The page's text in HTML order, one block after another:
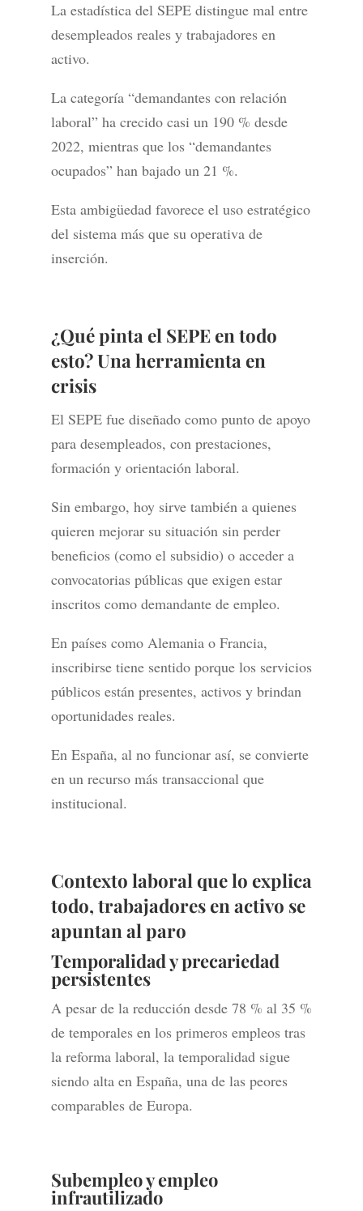
La estadística del SEPE distingue mal entre
desempleados reales y trabajadores en
activo.
La categoría “demandantes con relación
laboral” ha crecido casi un 190 % desde
2022, mientras que los “demandantes
ocupados” han bajado un 21 %.
Esta ambigüedad favorece el uso estratégico
del sistema más que su operativa de
inserción.
¿Qué pinta el SEPE en todo
esto? Una herramienta en
crisis
El SEPE fue diseñado como punto de apoyo
para desempleados, con prestaciones,
formación y orientación laboral.
Sin embargo, hoy sirve también a quienes
quieren mejorar su situación sin perder
beneficios (como el subsidio) o acceder a
convocatorias públicas que exigen estar
inscritos como demandante de empleo.
En países como Alemania o Francia,
inscribirse tiene sentido porque los servicios
públicos están presentes, activos y brindan
oportunidades reales.
En España, al no funcionar así, se convierte
en un recurso más transaccional que
institucional.
Contexto laboral que lo explica
todo, trabajadores en activo se
apuntan al paro
Temporalidad y precariedad
persistentes
A pesar de la reducción desde 78 % al 35 %
de temporales en los primeros empleos tras
la reforma laboral, la temporalidad sigue
siendo alta en España, una de las peores
comparables de Europa.
Subempleo y empleo
infrautilizado